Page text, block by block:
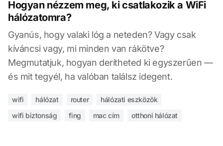
Hogyan nézzem meg, ki csatlakozik a WiFi
hálózatomra?
Gyanús, hogy valaki lóg a neteden? Vagy csak
kíváncsi vagy, mi minden van rákötve?
Megmutatjuk, hogyan derítheted ki egyszerűen —
és mit tegyél, ha valóban találsz idegent.
wifi hálózat router
hálózati eszközök
wifi biztonság
fing mac cím otthoni hálózat